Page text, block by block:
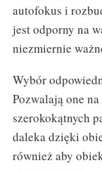
autofokus i
jest odporny na
niezmiernie
Wybór
Pozwalają one
szerokokątnych
daleka dzięki
również aby